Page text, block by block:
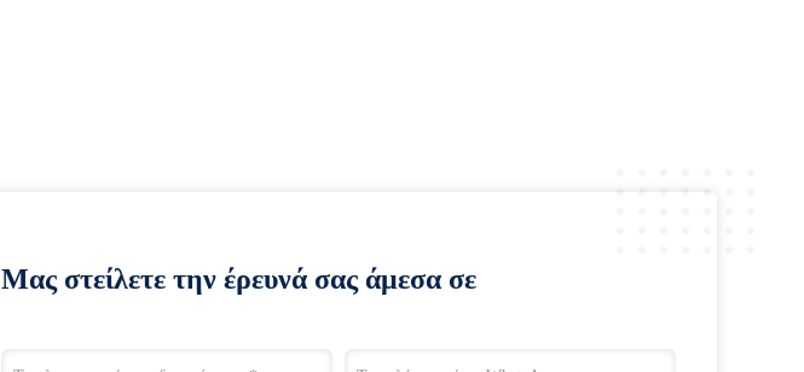
Μας στείλετε την έρευνά σας άμεσα σε